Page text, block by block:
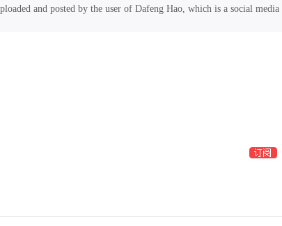
and posted by the user of Dafeng Hao, which is a social media